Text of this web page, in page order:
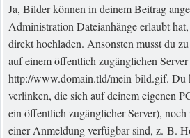
Ja, Bilder können in deinem Beitrag
Administration Dateianhänge erlaubt
direkt hochladen. Ansonsten musst du
auf einem öffentlich zugänglichen
http://www.domain.tld/mein-bild.gif. Du
verlinken, die sich auf deinem eigenen
ein öffentlich zugänglicher Server),
einer Anmeldung verfügbar sind, z. B.